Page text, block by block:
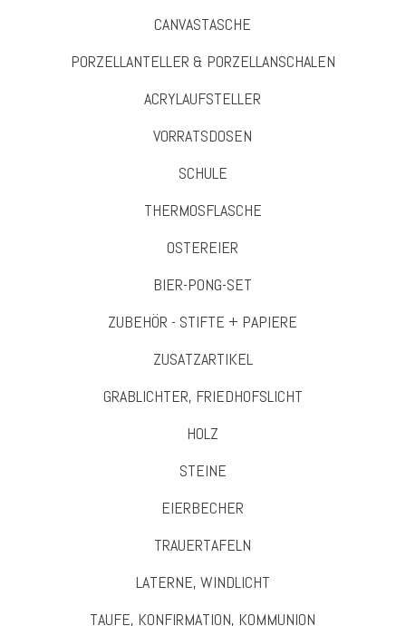
CANVASTASCHE
PORZELLANTELLER & PORZELLANSCHALEN
ACRYLAUFSTELLER
VORRATSDOSEN
SCHULE
THERMOSFLASCHE
OSTEREIER
BIER-PONG-SET
ZUBEHÖR - STIFTE + PAPIERE
ZUSATZARTIKEL
GRABLICHTER, FRIEDHOFSLICHT
HOLZ
STEINE
EIERBECHER
TRAUERTAFELN
LATERNE, WINDLICHT
TAUFE, KONFIRMATION, KOMMUNION